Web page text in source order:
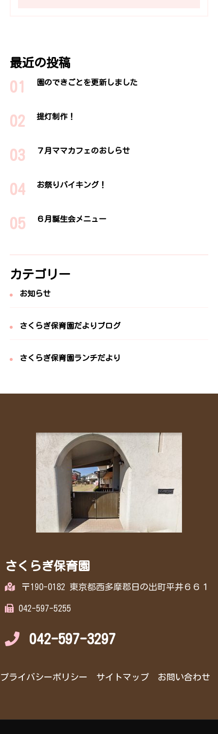
最近の投稿
園のできごとを更新しました
提灯制作！
７月ママカフェのおしらせ
お祭りバイキング！
６月誕生会メニュー
カテゴリー
お知らせ
さくらぎ保育園だよりブログ
さくらぎ保育園ランチだより
さくらぎ保育園
〒190-0182 東京都西多摩郡日の出町平井６６１
042-597-5255
042-597-3297
プライバシーポリシー サイトマップ お問い合わせ